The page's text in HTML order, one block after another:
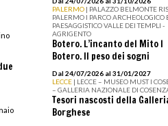
PALERMO | PALAZZO BELMONTE
PALERMO I PARCO ARCHEOLOGICO
PAESAGGISTICO VALLE DEI TEMPLI -
AGRIGENTO
Botero. L’incanto del Mito I
Botero. Il peso dei sogni
Dal 24/07/2026 al 31/01/2027
LECCE | LECCE – MUSEO MUST I
– GALLERIA NAZIONALE DI
Tesori nascosti della
Borghese